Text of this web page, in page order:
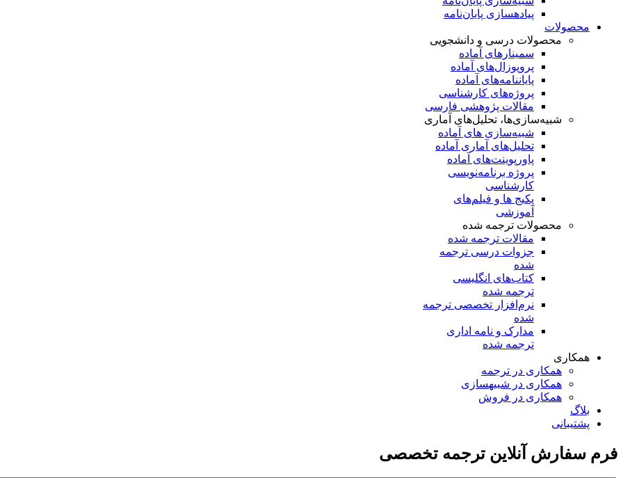
پیاده‎سازی پایان‌نامه
محصولات
محصولات درسی و دانشجویی
سمینارهای آماده
پروپوزال‌های آماده
پایان‎نامه‌های آماده
پروژه‌های کارشناسی
مقالات پژوهشی فارسی
شبیه‌سازی‌ها، تحلیل‌های آماری
شبیه‌سازی های آماده
تحلیل‌های آماری آماده
پاورپوینت‌های آماده
پروژه‌ برنامه‌نویسی
کارشناسی
پکیج ها و فیلم‌های
آموزشی
محصولات ترجمه شده
مقالات ترجمه شده
جزوات درسی ترجمه
شده
کتاب‌های انگلیسی
ترجمه شده
نرم‌افزار تخصصی ترجمه
شده
مدارک و نامه‌ اداری
ترجمه شده
همکاری
همکاری در ترجمه
همکاری در شبیه‎سازی
همکاری در فروش
بلاگ
پشتیبانی
فرم سفارش آنلاین ترجمه تخصصی